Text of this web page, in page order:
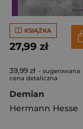
KSIĄŻKA
27,99 zł
39,99 zł - sugerowana
cena detaliczna
Demian
Hermann Hesse